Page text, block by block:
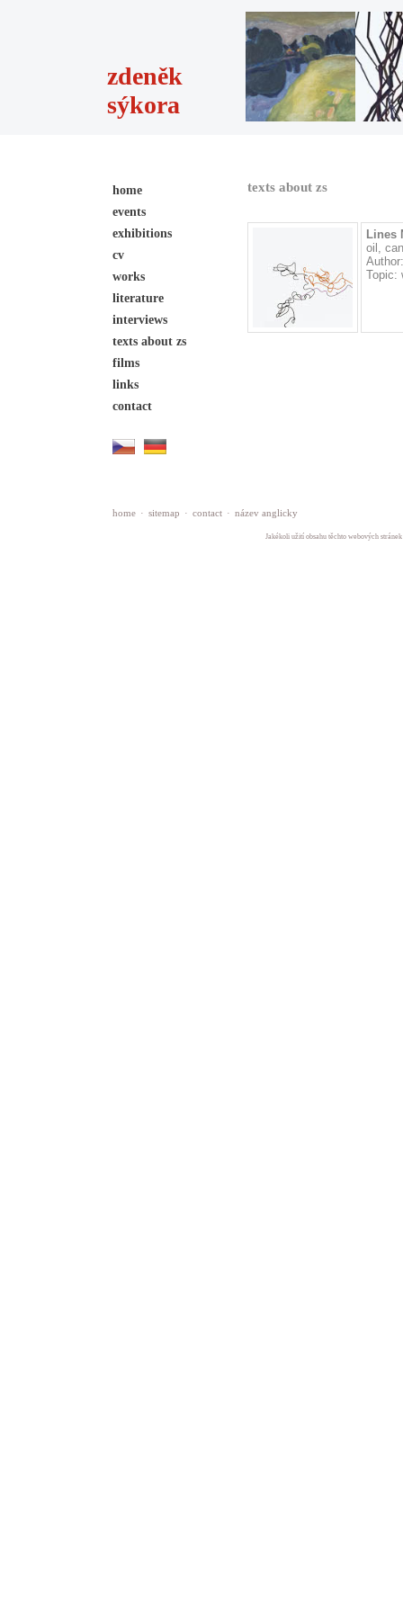
zdeněk
sýkora
home
events
exhibitions
cv
works
literature
interviews
texts about zs
films
links
contact
texts about zs
Lines
oil,
Topic:
home · sitemap · contact · název anglicky
Jakékoli užití obsahu těchto webových